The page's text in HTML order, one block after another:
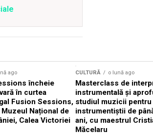
ago
încheie
în curtea
Fusion Sessions,
Național de
Calea Victoriei
CULTURĂ o lună ago
Masterclass de
instrumentală și
studiul muzicii pentru
instrumentiștii de
ani, cu maestrul
Măcelaru